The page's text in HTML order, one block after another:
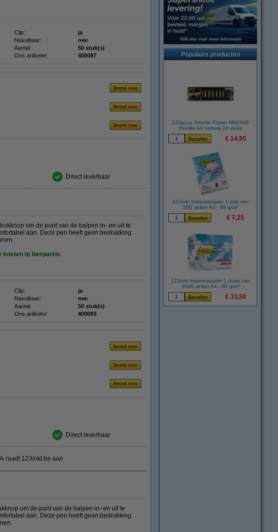
Clip:
ja
Navulbaar:
nee
Aantal:
50 stuk(s)
Ons artikelnr: 400087
Direct leverbaar
om de punt van de balpen in- en uit te
aan. Deze pen heeft geen bedrukking
kosten te besparen.
Clip:
ja
Navulbaar:
nee
Aantal:
50 stuk(s)
Ons artikelnr: 400093
Direct leverbaar
raadt 123inkt.be aan
om de punt van de balpen in- en uit te
aan. Deze pen heeft geen bedrukking
Populaire producten
123accu Xtreme Power MN1500
Penlite AA batterij 24 stuks
€ 14,95
123inkt kopieerpapier 1 pak van
500 vellen A4 - 80 g/m²
€ 7,25
123inkt kopieerpapier 1 doos van
2500 vellen A4 - 80 g/m²
€ 33,50